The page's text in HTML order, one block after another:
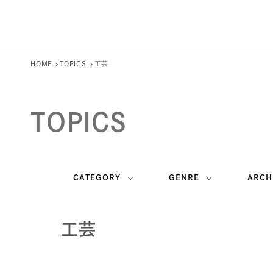
HOME TOPICS 工芸
TOPICS
CATEGORY GENRE
工芸